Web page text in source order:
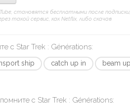
становятся бесплатными после подписки;
такой сервис, как Netflix, либо скачав
с Star Trek : Générations:
ship catch up in
beam up
с Star Trek : Générations: